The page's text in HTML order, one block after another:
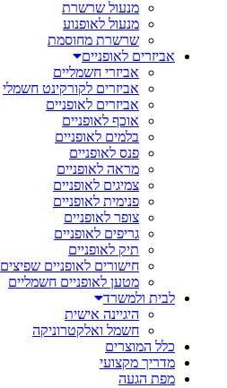
מנעול שרשרת
מנעול לאופנוע
שרשרת מחוסמת
אביזרים לאופניים
אביזרי חשמליים
אביזרים לקורקינט חשמלי
אביזרים לאופניים
אוכף לאופניים
בלמים לאופניים
פנס לאופניים
מראה לאופניים
צמיגים לאופניים
פנימית לאופניים
צופר לאופניים
גריפים לאופניים
תיק לאופניים
חישורים לאופניים שפיצים
מטען לאופניים חשמליים
לבית ולמשרד
היגיינה אישית
חשמל ואלקטרוניקה
כלל המוצרים
מדריך מקצועי
מפת הגעה